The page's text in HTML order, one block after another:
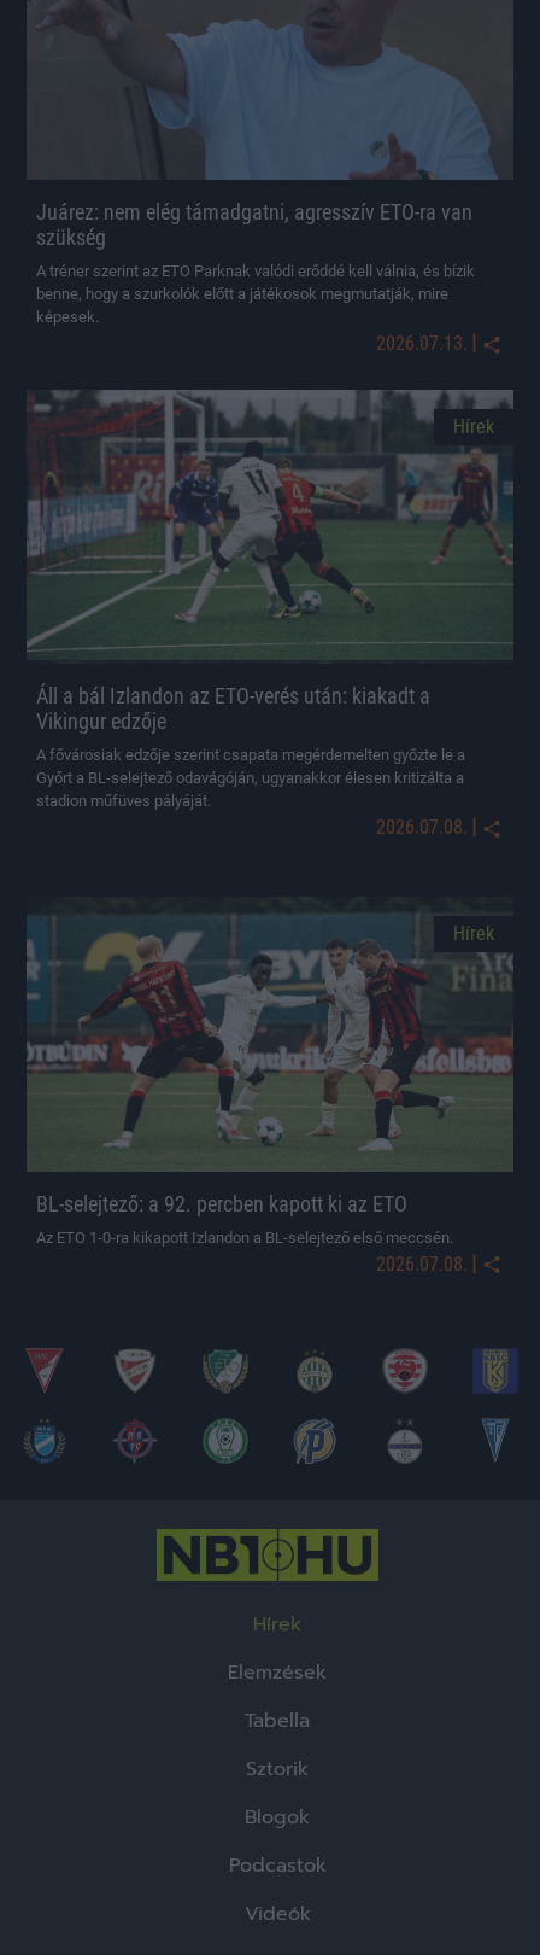
Juárez: nem elég támadgatni, agresszív ETO-ra van
szükség
A tréner szerint az ETO Parknak valódi erőddé kell válnia, és bízik
benne, hogy a szurkolók előtt a játékosok megmutatják, mire
képesek.
2026.07.13. |
Hírek
Áll a bál Izlandon az ETO-verés után: kiakadt a
Vikingur edzője
A fővárosiak edzője szerint csapata megérdemelten győzte le a
Győrt a BL-selejtező odavágóján, ugyanakkor élesen kritizálta a
stadion műfüves pályáját.
2026.07.08. |
Hírek
BL-selejtező: a 92. percben kapott ki az ETO
Az ETO 1-0-ra kikapott Izlandon a BL-selejtező első meccsén.
2026.07.08. |
Hírek
Elemzések
Tabella
Sztorik
Blogok
Podcastok
Videók